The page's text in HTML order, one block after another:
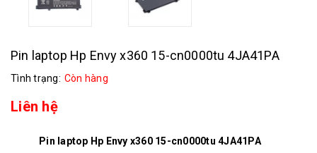
Pin laptop Hp Envy x360 15-cn0000tu 4JA41PA
Tình trạng: Còn hàng
Liên hệ
Pin laptop Hp Envy x360 15-cn0000tu 4JA41PA